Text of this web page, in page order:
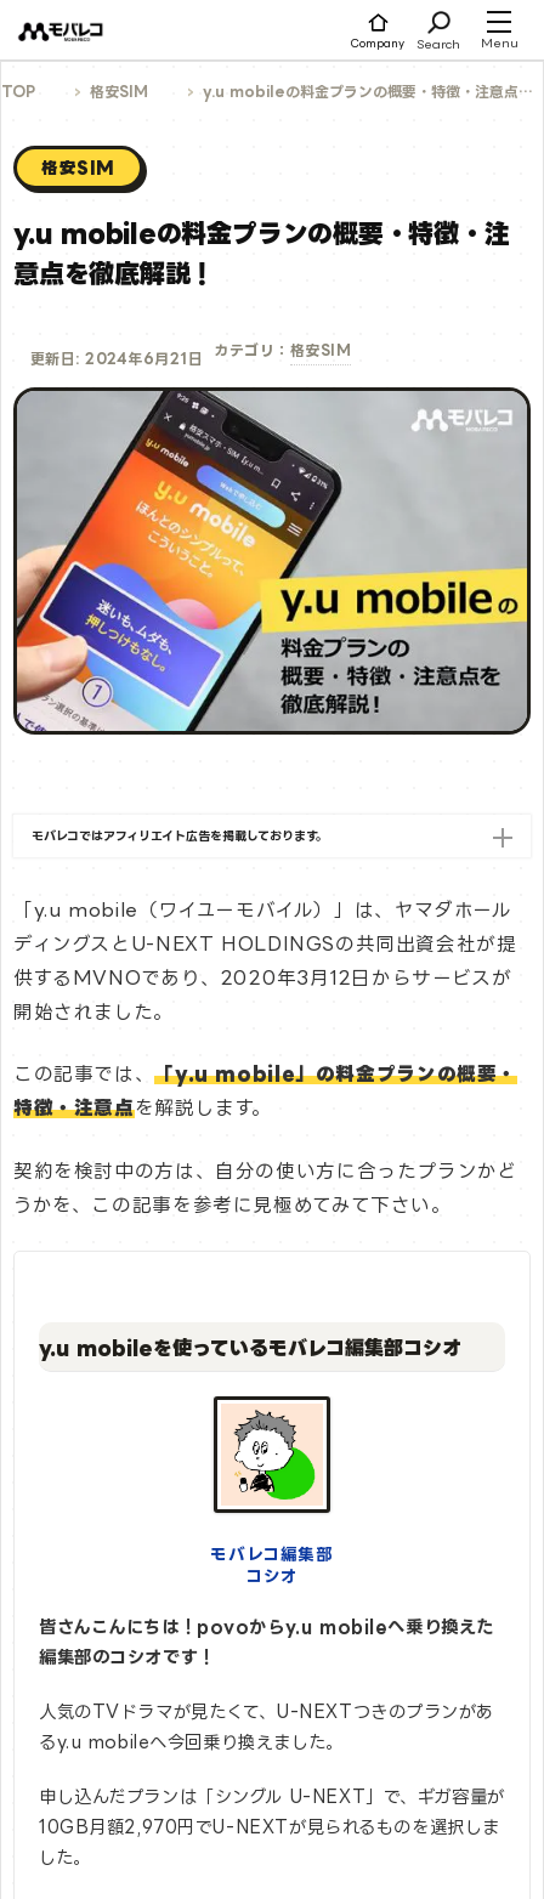
ツ
ス
Company Search Menu
TOP 格安SIM y.u mobileの料金プランの概要・特徴・注意点を徹底解説！
格安SIM
y.u mobileの料金プランの概要・特徴・注
意点を徹底解説！
更新日: 2024年6月21日
カテゴリ： 格安SIM
モバレコではアフィリエイト広告を掲載しております。
「y.u mobile（ワイユーモバイル）」は、ヤマダホール
ディングスとU-NEXT HOLDINGSの共同出資会社が提
供するMVNOであり、2020年3月12日からサービスが
開始されました。
この記事では、「y.u mobile」の料金プランの概要・
特徴・注意点を解説します。
契約を検討中の方は、自分の使い方に合ったプランかど
うかを、この記事を参考に見極めてみて下さい。
y.u mobileを使っているモバレコ編集部コシオ
モバレコ編集部
コシオ
皆さんこんにちは！povoからy.u mobileへ乗り換えた
編集部のコシオです！
人気のTVドラマが見たくて、U-NEXTつきのプランがあ
るy.u mobileへ今回乗り換えました。
申し込んだプランは「シングル U-NEXT」で、ギガ容量が
10GB月額2,970円でU-NEXTが見られるものを選択しま
した。